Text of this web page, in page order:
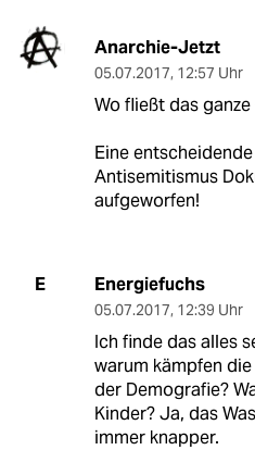
Anarchie-Jetzt
05.07.2017, 12:57 Uhr
Wo fließt das ganze
Eine
Antisemitismus
aufgeworfen!
E Energiefuchs
05.07.2017, 12:39 Uhr
Ich finde das alles
warum kämpfen
der Demografie?
Kinder? Ja, das
immer knapper.